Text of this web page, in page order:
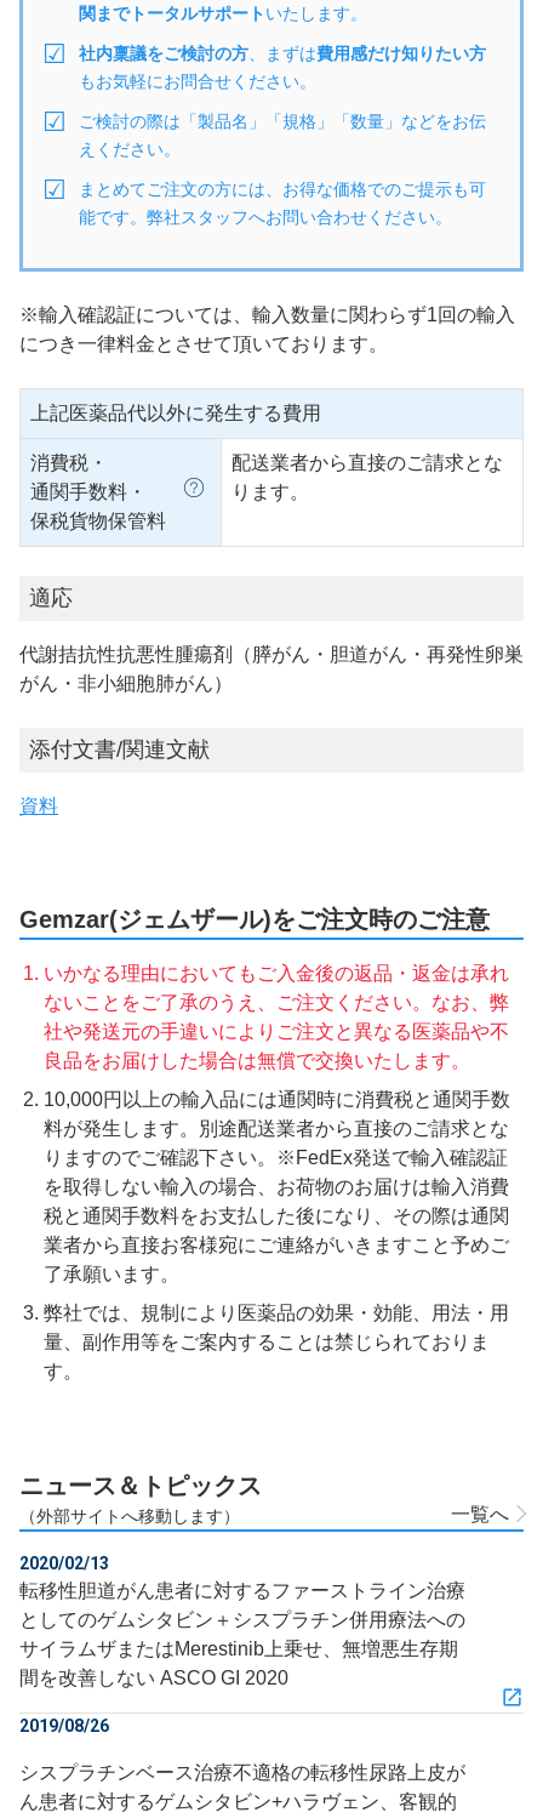
関までトータルサポートいたします。
社内稟議をご検討の方 、まずは費用感だけ知りたい方
もお気軽にお問合せください。
ご検討の際は「製品名」「規格」「数量」などをお伝
えください。
まとめてご注文の方には、お得な価格でのご提示も可
能です。弊社スタッフへお問い合わせください。
※輸入確認証については、輸入数量に関わらず1回の輸入
につき一律料金とさせて頂いております。
上記医薬品代以外に発生する費用
消費税・
通関手数料・
保税貨物保管料
配送業者から直接のご請求とな
ります。
適応
代謝拮抗性抗悪性腫瘍剤（膵がん・胆道がん・再発性卵巣
がん・非小細胞肺がん）
添付文書/関連文献
資料
Gemzar(ジェムザール)をご注文時のご注意
いかなる理由においてもご入金後の返品・返金は承れ
ないことをご了承のうえ、ご注文ください。なお、弊
社や発送元の手違いによりご注文と異なる医薬品や不
良品をお届けした場合は無償で交換いたします。
10,000円以上の輸入品には通関時に消費税と通関手数
料が発生します。別途配送業者から直接のご請求とな
りますのでご確認下さい。※FedEx発送で輸入確認証
を取得しない輸入の場合、お荷物のお届けは輸入消費
税と通関手数料をお支払した後になり、その際は通関
業者から直接お客様宛にご連絡がいきますこと予めご
了承願います。
弊社では、規制により医薬品の効果・効能、用法・用
量、副作用等をご案内することは禁じられておりま
す。
ニュース＆トピックス
（外部サイトへ移動します） 一覧へ
2020/02/13
転移性胆道がん患者に対するファーストライン治療
としてのゲムシタビン＋シスプラチン併用療法への
サイラムザまたはMerestinib上乗せ、無増悪生存期
間を改善しない ASCO GI 2020
2019/08/26
シスプラチンベース治療不適格の転移性尿路上皮が
ん患者に対するゲムシタビン+ハラヴェン、客観的